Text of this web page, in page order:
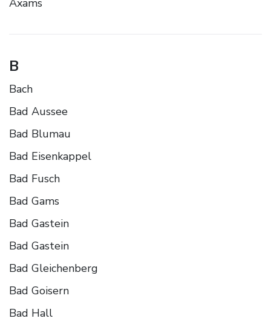
B
Bach
Bad Aussee
Bad Blumau
Bad Eisenkappel
Bad Fusch
Bad Gams
Bad Gastein
Bad Gastein
Bad Gleichenberg
Bad Goisern
Bad Hall